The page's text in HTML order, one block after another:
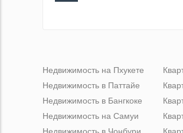
Недвижимость на Пхукете
Недвижимость в Паттайе
Недвижимость в Бангкоке
Недвижимость на Самуи